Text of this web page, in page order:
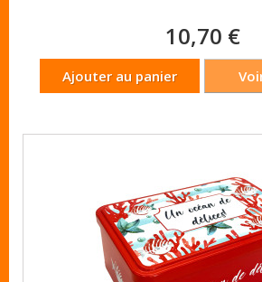
10,70 €
Ajouter au panier